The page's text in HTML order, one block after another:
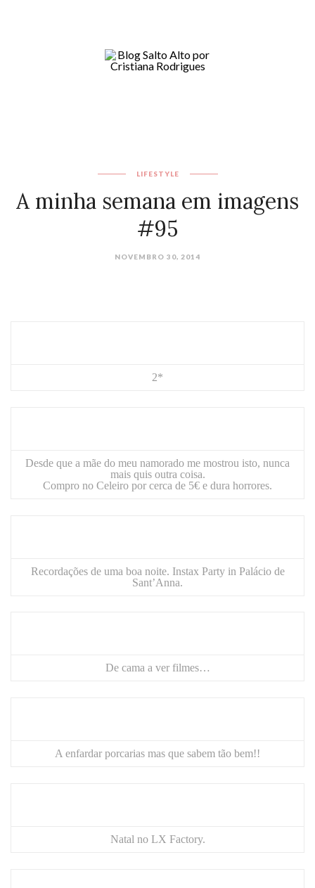
LIFESTYLE
A minha semana em imagens
#95
NOVEMBRO 30, 2014
2*
Desde que a mãe do meu namorado me mostrou isto, nunca
mais quis outra coisa.
Compro no Celeiro por cerca de 5€ e dura horrores.
Recordações de uma boa noite. Instax Party in Palácio de
Sant’Anna.
De cama a ver filmes…
A enfardar porcarias mas que sabem tão bem!!
Natal no LX Factory.